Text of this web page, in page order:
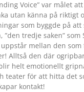
Voice” var målet
utan känna på riktigt
som byggde på
”den tredje saken” som
mellan den som
Alltså den där
helt emotionellt
teater för att hitta det
kontakt!